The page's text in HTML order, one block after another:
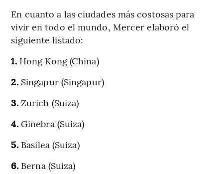
En cuanto a las ciudades más costosas para
vivir en todo el mundo, Mercer elaboró el
siguiente listado:
1.Hong Kong (China)
2.Singapur (Singapur)
3.Zurich (Suiza)
4.Ginebra (Suiza)
5. Basilea (Suiza)
6. Berna (Suiza)